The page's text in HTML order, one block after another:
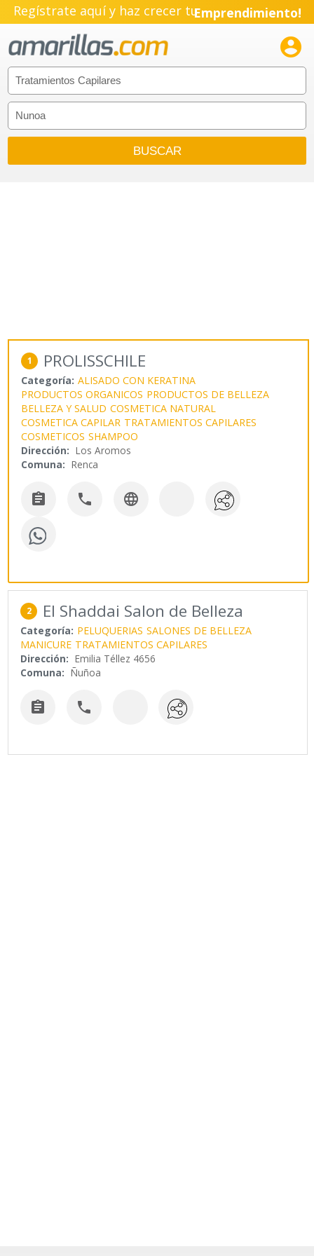
Regístrate aquí y haz crecer tuEmprendimiento!

1 PROLISSCHILE
Categoría: ALISADO CON KERATINA
PRODUCTOS ORGANICOS PRODUCTOS DE BELLEZA
BELLEZA Y SALUD COSMETICA NATURAL
COSMETICA CAPILAR TRATAMIENTOS CAPILARES
COSMETICOS SHAMPOO
Dirección: Los Aromos
Comuna: Renca
  
2 El Shaddai Salon de Belleza
Categoría: PELUQUERIAS SALONES DE BELLEZA
MANICURE TRATAMIENTOS CAPILARES
Dirección: Emilia Téllez 4656
Comuna: Ñuñoa
 